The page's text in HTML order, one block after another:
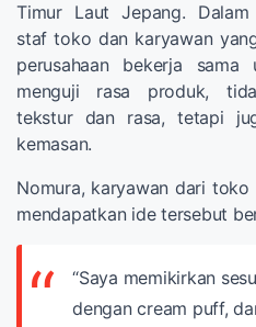
Timur Laut Jepang. Dalam
staf toko dan karyawan
perusahaan bekerja sama
menguji rasa produk,
tekstur dan rasa, tetapi
kemasan.
Nomura, karyawan dari
mendapatkan ide tersebut
“Saya memikirkan
dengan cream puff,